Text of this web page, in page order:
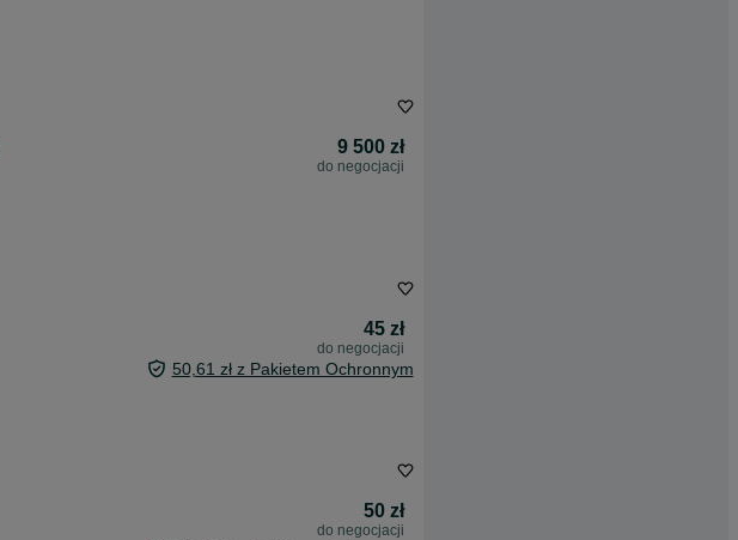
9 500 zł
do negocjacji
45 zł
do negocjacji
50,61 zł z Pakietem Ochronnym
50 zł
do negocjacji